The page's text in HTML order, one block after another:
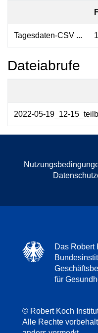
Tagesdaten-CSV ...
Dateiabrufe
2022-05-19_12-
Das Robert
für
© Robert Koch
Alle Rechte